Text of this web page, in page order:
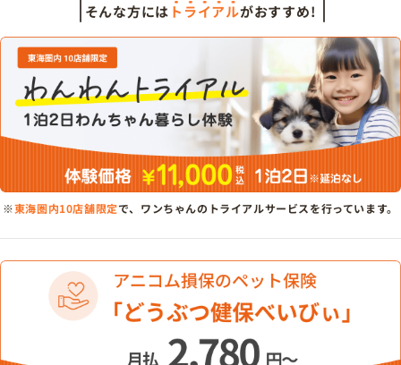
そんな方には トライアルがおすすめ!
※東海圏内10店舗限定で、ワンちゃんのトライアルサービスを行っています。